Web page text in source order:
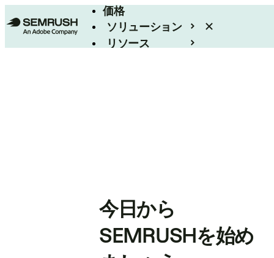
価格
ソリューション
リソース
今日から
SEMRUSHを始め